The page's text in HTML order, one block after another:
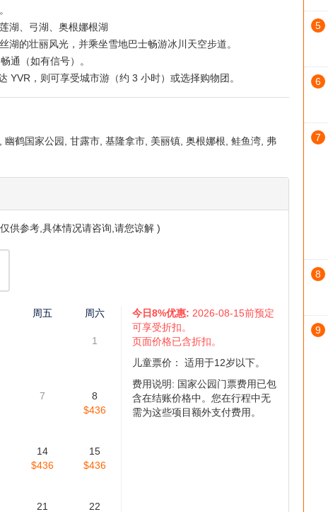
的壮丽风光，并乘坐雪地巴士畅游冰川天空步道。
通（如有信号）。
鹤国家公园, 甘露市, 基隆拿市, 美丽镇, 奥根娜根, 鲑鱼湾, 弗
供参考,具体情况请咨询,请您谅解 )
周五 周六
5
6
7
8
9